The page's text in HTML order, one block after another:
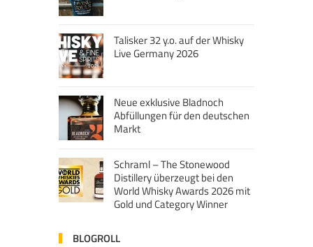
Talisker 32 y.o. auf der Whisky
Live Germany 2026
Neue exklusive Bladnoch
Abfüllungen für den deutschen
Markt
Schraml – The Stonewood
Distillery überzeugt bei den
World Whisky Awards 2026 mit
Gold und Category Winner
BLOGROLL